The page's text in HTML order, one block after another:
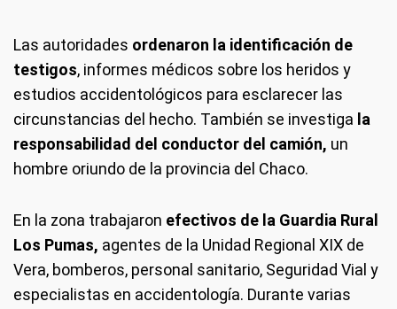
Las autoridades ordenaron la identificación de
testigos, informes médicos sobre los heridos y
estudios accidentológicos para esclarecer las
circunstancias del hecho. También se investiga la
responsabilidad del conductor del camión, un
hombre oriundo de la provincia del Chaco.
En la zona trabajaron efectivos de la Guardia Rural
Los Pumas, agentes de la Unidad Regional XIX de
Vera, bomberos, personal sanitario, Seguridad Vial y
especialistas en accidentología. Durante varias